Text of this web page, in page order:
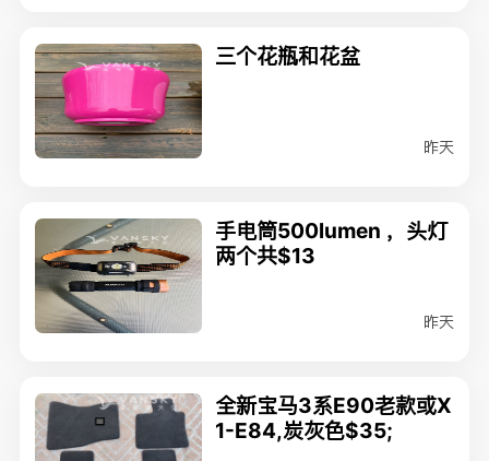
三个花瓶和花盆
昨天
手电筒500lumen ，头灯
两个共$13
昨天
全新宝马3系E90老款或X
1-E84,炭灰色$35;